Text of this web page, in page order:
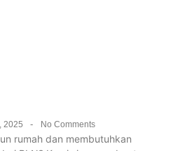
2025 - No Comments
rumah dan membutuhkan